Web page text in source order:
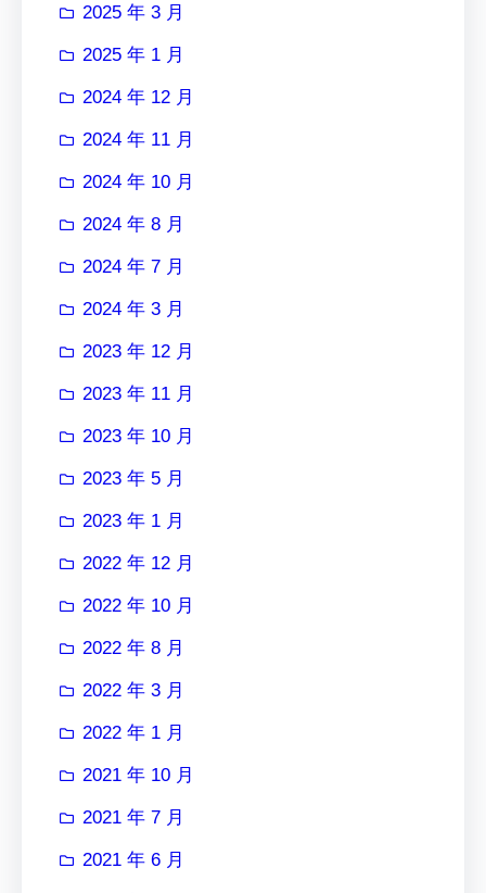
2025 年 3 月
2025 年 1 月
2024 年 12 月
2024 年 11 月
2024 年 10 月
2024 年 8 月
2024 年 7 月
2024 年 3 月
2023 年 12 月
2023 年 11 月
2023 年 10 月
2023 年 5 月
2023 年 1 月
2022 年 12 月
2022 年 10 月
2022 年 8 月
2022 年 3 月
2022 年 1 月
2021 年 10 月
2021 年 7 月
2021 年 6 月